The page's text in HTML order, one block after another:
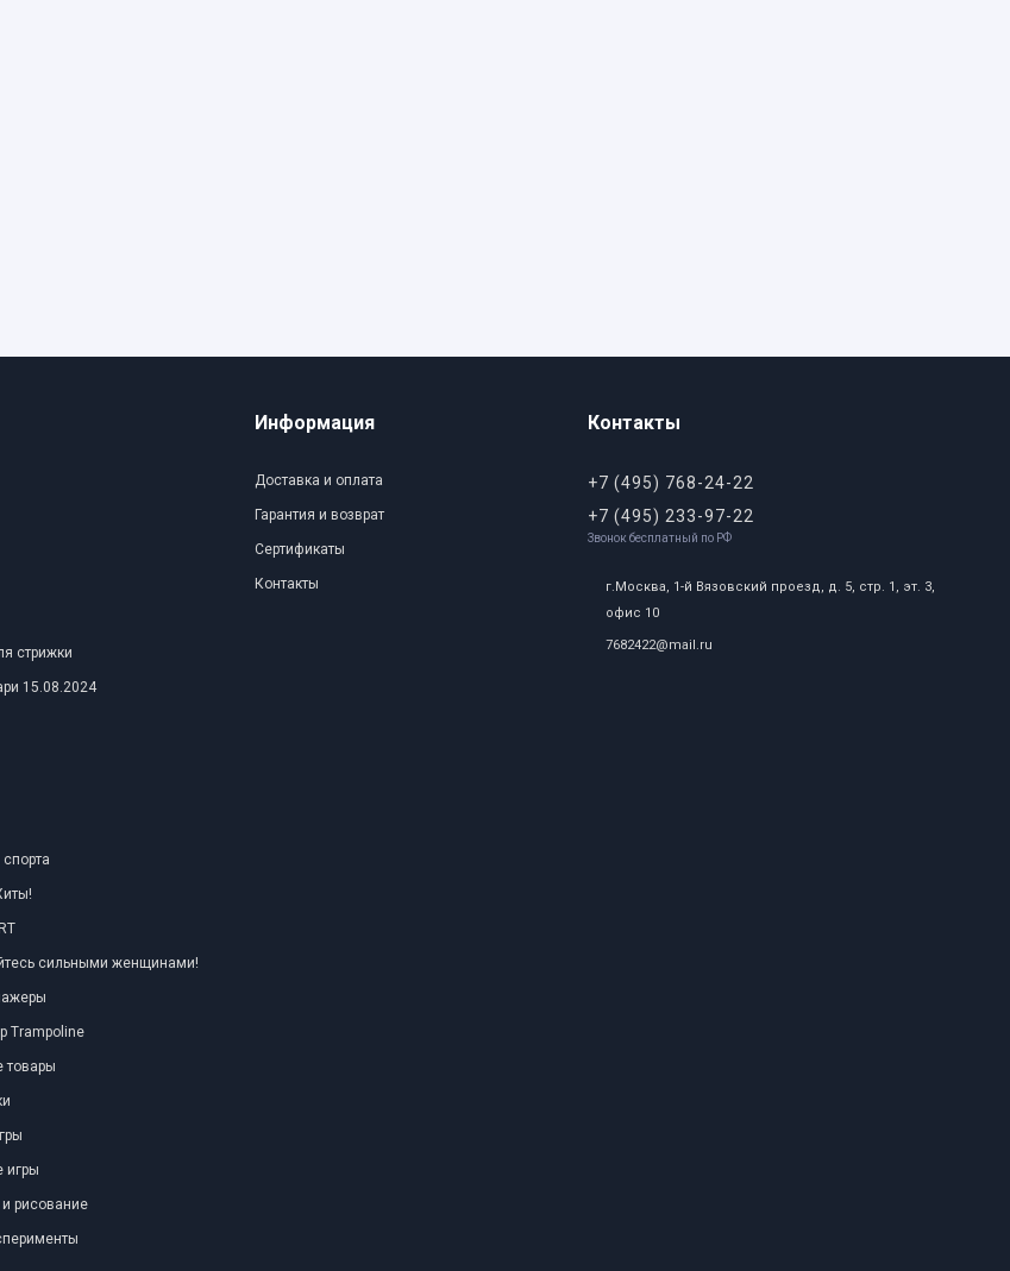
стрижки
15.08.2024
сильными женщинами!
Trampoline
товары
игры
рисование
Информация
Доставка и оплата
Гарантия и возврат
Сертификаты
Контакты
Контакты
+7 (495) 768-24-22
+7 (495) 233-97-22
Звонок бесплатный по РФ
г.Москва, 1-й Вязовский проезд, д. 5, стр. 1, эт. 3,
офис 10
7682422@mail.ru